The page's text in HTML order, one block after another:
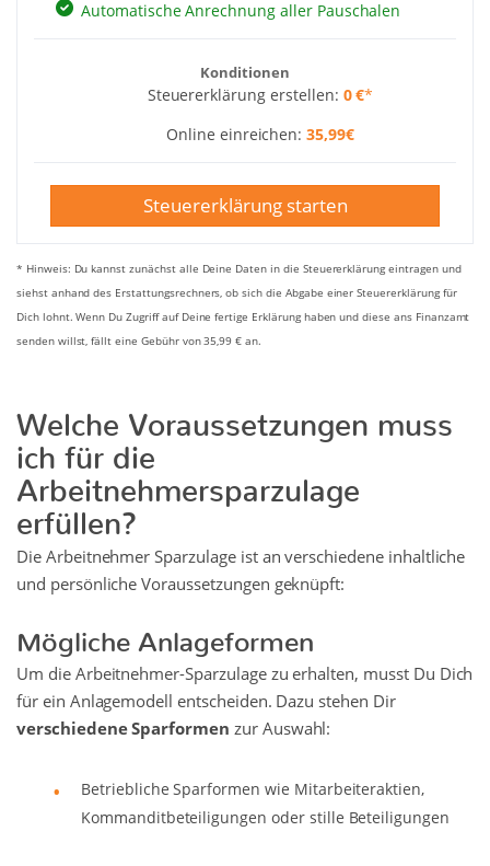
Automatische Anrechnung aller Pauschalen
Konditionen
Steuererklärung erstellen: 0 €*
Online einreichen:35,99€
Steuererklärung starten
* Hinweis: Du kannst zunächst alle Deine Daten in die Steuererklärung eintragen und
siehst anhand des Erstattungsrechners, ob sich die Abgabe einer Steuererklärung für
Dich lohnt. Wenn Du Zugriff auf Deine fertige Erklärung haben und diese ans Finanzamt
senden willst, fällt eine Gebühr von 35,99 € an.
Welche Voraussetzungen muss
ich für die
Arbeitnehmersparzulage
erfüllen?
Die Arbeitnehmer Sparzulage ist an verschiedene inhaltliche
und persönliche Voraussetzungen geknüpft:
Mögliche Anlageformen
Um die Arbeitnehmer-Sparzulage zu erhalten, musst Du Dich
für ein Anlagemodell entscheiden. Dazu stehen Dir
verschiedene Sparformen zur Auswahl:
Betriebliche Sparformen wie Mitarbeiteraktien,
Kommanditbeteiligungen oder stille Beteiligungen